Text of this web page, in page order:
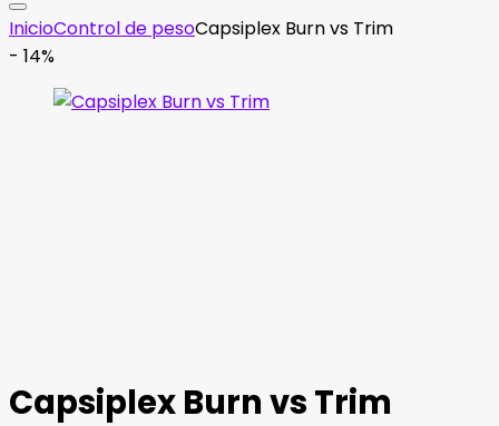
InicioControl de pesoCapsiplex Burn vs Trim
- 14%
Capsiplex Burn vs Trim